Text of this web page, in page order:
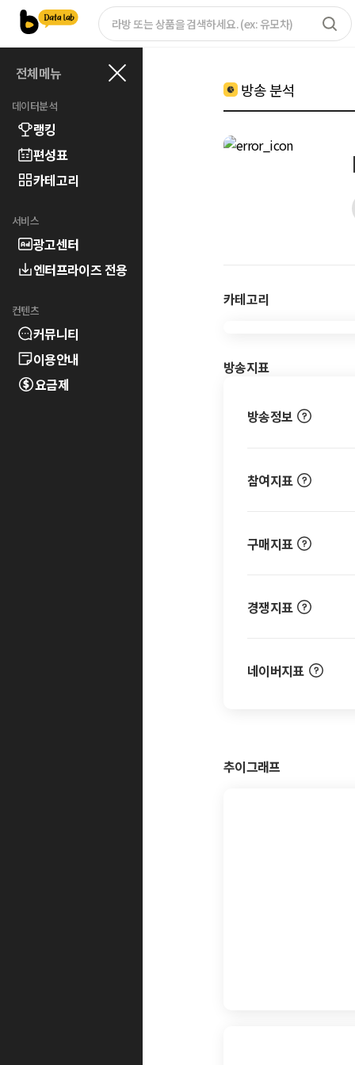
전체메뉴
데이터분석
랭킹
편성표
카테고리
서비스
광고센터
엔터프라이즈 전용
컨텐츠
커뮤니티
이용안내
요금제
방송 분석
카테고리
방송지표
방송정보
참여지표
구매지표
경쟁지표
네이버지표
추이그래프